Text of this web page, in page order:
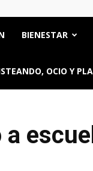
BIENESTAR
OCIO Y
a